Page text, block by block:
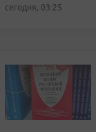
сегодня, 03:25